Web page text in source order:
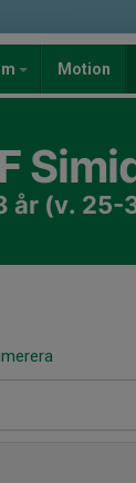
Motion
år (v. 25-